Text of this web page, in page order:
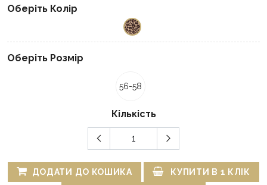
Оберіть Колір
Оберіть Розмір
56-58
Кількість
ДОДАТИ ДО КОШИКА КУПИТИ В 1 КЛІК